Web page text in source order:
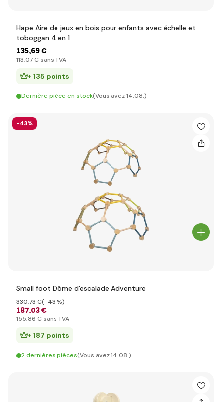
Hape Aire de jeux en bois pour enfants avec échelle et
toboggan 4 en 1
135,69 €
113,07 € sans TVA
+ 135 points
Dernière pièce en stock(Vous avez 14.08.)
-43%
Small foot Dôme d'escalade Adventure
187,03 €
330,73 €(-43 %)
155,86 € sans TVA
+ 187 points
2 dernières pièces(Vous avez 14.08.)